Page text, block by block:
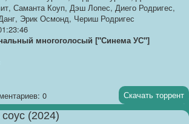
Саманта Коуп, Дэш Лопес, Диего Родригес,
Эрик Осмонд, Чериш Родригес
многоголосый ["Синема УС"]
0 Скачать торрент
соус (2024)